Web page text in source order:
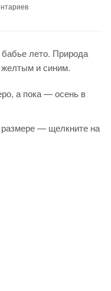
лето. Природа
желтым и синим.
а пока— осень в
— щелкните на